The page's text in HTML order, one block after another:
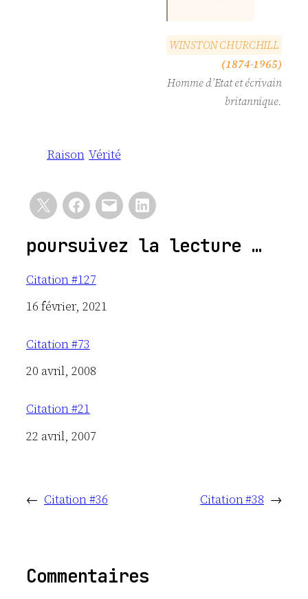
WINSTONCHURCHILL
(1874-1965)
Homme d’Etat et écrivain
britannique.
Raison Vérité
poursuivez la lecture …
Citation #127
Date
16 février, 2021
Citation #73
Date
20 avril, 2008
Citation #21
Date
22 avril, 2007
← Citation #36 Citation #38 →
Commentaires